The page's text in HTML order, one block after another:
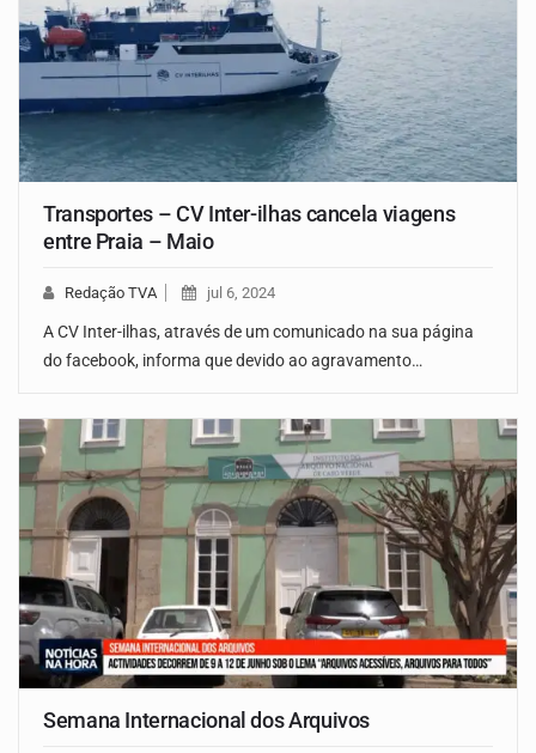
Transportes – CV Inter-ilhas cancela viagens
entre Praia – Maio
Redação TVA jul 6, 2024
A CV Inter-ilhas, através de um comunicado na sua página
do facebook, informa que devido ao agravamento…
Semana Internacional dos Arquivos